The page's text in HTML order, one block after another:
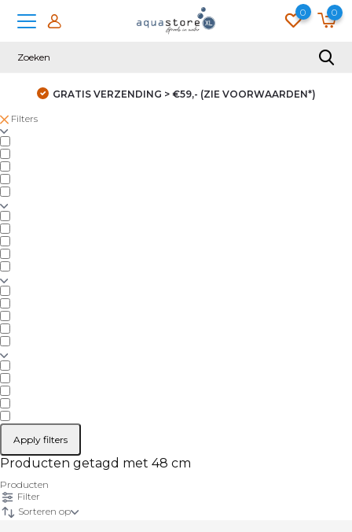
0 0
GRATIS VERZENDING > €59,- (ZIE VOORWAARDEN*)
Filters
Apply filters
Producten getagd met 48 cm
Producten
Filter
Sorteren op